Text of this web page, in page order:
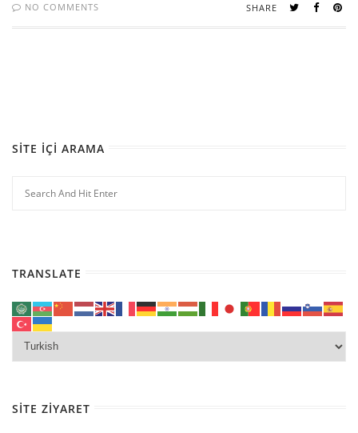
NO COMMENTS SHARE
SITE İÇI ARAMA
TRANSLATE
SITE ZIYARET